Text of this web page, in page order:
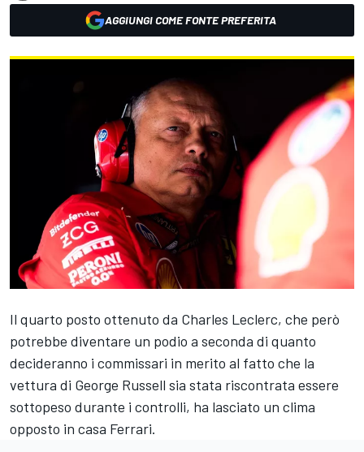
AGGIUNGI COME FONTE PREFERITA
Il quarto posto ottenuto da Charles Leclerc, che però
potrebbe diventare un podio a seconda di quanto
decideranno i commissari in merito al fatto che la
vettura di George Russell sia stata riscontrata essere
sottopeso durante i controlli, ha lasciato un clima
opposto in casa Ferrari.